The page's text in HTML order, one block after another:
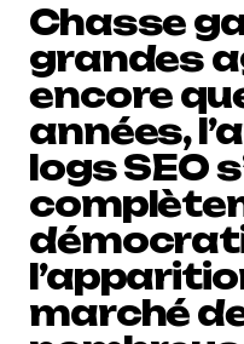
Chasse
grandes
encore
années,
logs SEO
marché